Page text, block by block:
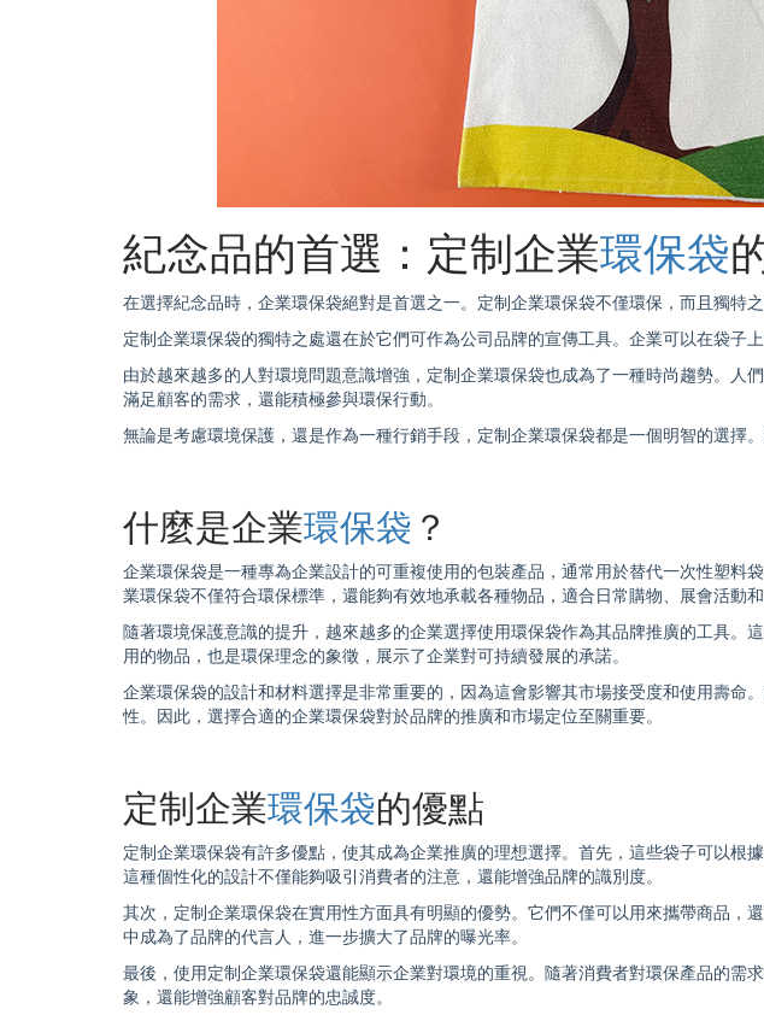
紀念品的首選：定制企業環保袋
在選擇紀念品時，企業環保袋絕對是首選之一。定制企業環保袋不僅環保，而且獨特
定制企業環保袋的獨特之處還在於它們可作為公司品牌的宣傳工具。企業可以在袋子
由於越來越多的人對環境問題意識增強，定制企業環保袋也成為了一種時尚趨勢。人
滿足顧客的需求，還能積極參與環保行動。
無論是考慮環境保護，還是作為一種行銷手段，定制企業環保袋都是一個明智的選擇
什麼是企業環保袋 ？
企業環保袋是一種專為企業設計的可重複使用的包裝產品，通常用於替代一次性塑料
業環保袋不僅符合環保標準，還能夠有效地承載各種物品，適合日常購物、展會活動和
隨著環境保護意識的提升，越來越多的企業選擇使用環保袋作為其品牌推廣的工具。
用的物品，也是環保理念的象徵，展示了企業對可持續發展的承諾。
企業環保袋的設計和材料選擇是非常重要的，因為這會影響其市場接受度和使用壽命
性。因此，選擇合適的企業環保袋對於品牌的推廣和市場定位至關重要。
定制企業環保袋的優點
定制企業環保袋有許多優點，使其成為企業推廣的理想選擇。首先，這些袋子可以根
這種個性化的設計不僅能夠吸引消費者的注意，還能增強品牌的識別度。
其次，定制企業環保袋在實用性方面具有明顯的優勢。它們不僅可以用來攜帶商品，
中成為了品牌的代言人，進一步擴大了品牌的曝光率。
最後，使用定制企業環保袋還能顯示企業對環境的重視。隨著消費者對環保產品的需
象，還能增強顧客對品牌的忠誠度。